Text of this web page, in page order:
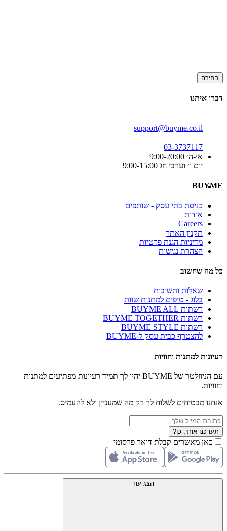
בחירה
דברו איתנו
support@buyme.co.il
03-3737117
א׳-ה׳ 9:00-20:00
יום ו׳ וערבי חג 9:00-15:00
BUYME
כניסת בתי עסק - שותפים
אודות
Careers
תקנון האתר
מדיניות הגנת פרטיות
הצהרת נגישות
כל מה שחשוב
שאלות ותשובות
בלוג - טיפים למתנות שוות
רשתות BUYME ALL
רשתות BUYME TOGETHER
רשתות BUYME STYLE
להצטרף כבית עסק ל-BUYME
רעיונות למתנות וחוויות
עם הניוזלטר של BUYME יהיו לך תמיד רעיונות מפתיעים למתנות
וחוויות.
אנחנו מבטיחים לשלוח לך רק מה שמעניין ולא להעמיס.
תעדכנו אותי, כן?
כאן מאשרים קבלת דואר פרסומי
הצג עוד